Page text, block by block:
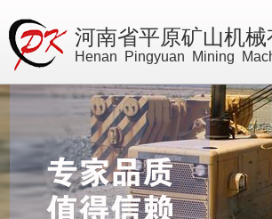
河南省平原矿山机械
Henan Pingyuan Mining